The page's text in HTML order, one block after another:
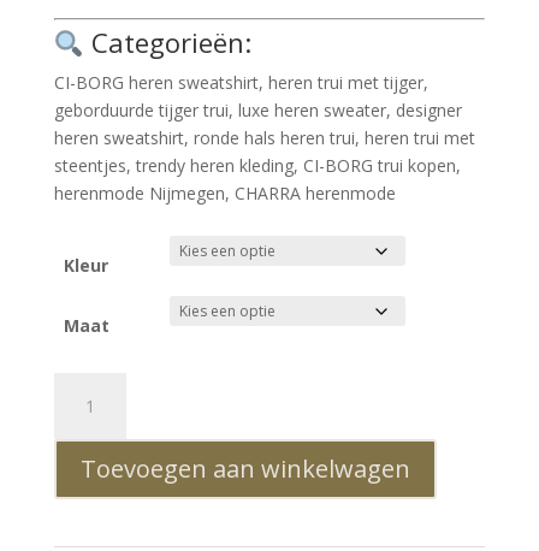
Categorieën:
CI-BORG heren sweatshirt, heren trui met tijger,
geborduurde tijger trui, luxe heren sweater, designer
heren sweatshirt, ronde hals heren trui, heren trui met
steentjes, trendy heren kleding, CI-BORG trui kopen,
herenmode Nijmegen, CHARRA herenmode
Kleur
Maat
BORG
Luxe
Ronde
Hals
Toevoegen aan winkelwagen